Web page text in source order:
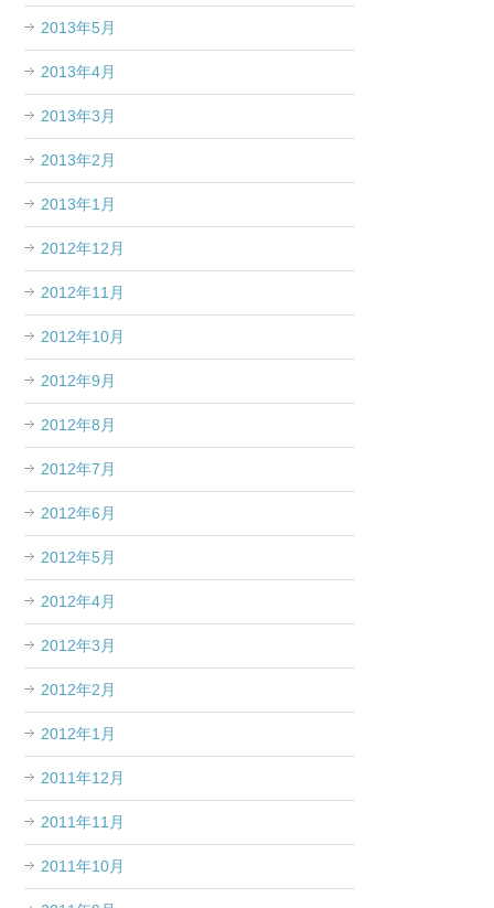
2013年5月
2013年4月
2013年3月
2013年2月
2013年1月
2012年12月
2012年11月
2012年10月
2012年9月
2012年8月
2012年7月
2012年6月
2012年5月
2012年4月
2012年3月
2012年2月
2012年1月
2011年12月
2011年11月
2011年10月